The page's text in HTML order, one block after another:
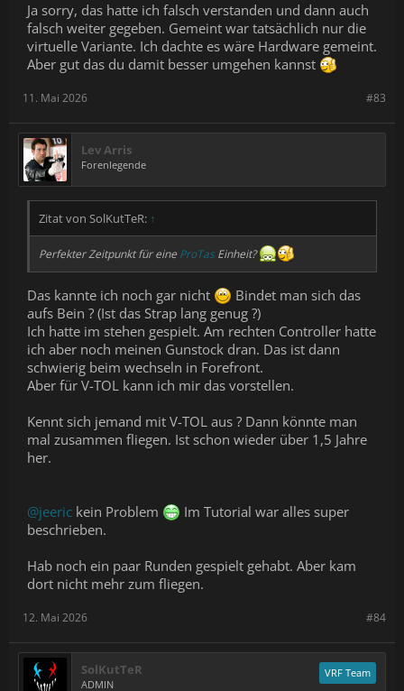
Ja sorry, das hatte ich falsch verstanden und dann auch
falsch weiter gegeben. Gemeint war tatsächlich nur die
virtuelle Variante. Ich dachte es wäre Hardware gemeint.
Aber gut das du damit besser umgehen kannst
#83
11. Mai 2026
Lev Arris
Forenlegende
Zitat von SolKutTeR: ↑
Perfekter Zeitpunkt für eine ProTas Einheit?
Das kannte ich noch gar nicht
Bindet man sich das
aufs Bein ? (Ist das Strap lang genug ?)
Ich hatte im stehen gespielt. Am rechten Controller hatte
ich aber noch meinen Gunstock dran. Das ist dann
schwierig beim wechseln in Forefront.
Aber für V-TOL kann ich mir das vorstellen.
Kennt sich jemand mit V-TOL aus ? Dann könnte man
mal zusammen fliegen. Ist schon wieder über 1,5 Jahre
her.
@jeeric kein Problem
Im Tutorial war alles super
beschrieben.
Hab noch ein paar Runden gespielt gehabt. Aber kam
dort nicht mehr zum fliegen.
#84
12. Mai 2026
SolKutTeR
ADMIN
VRF Team